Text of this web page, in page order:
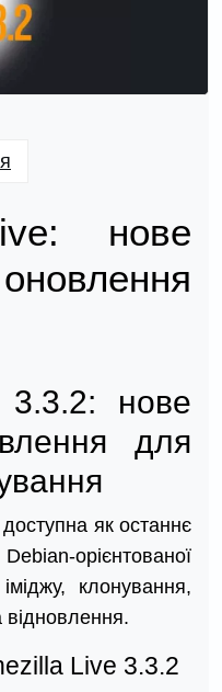
нове
нове
для
як останнє
орієнтованої
клонування,
відновлення.
Live 3.3.2